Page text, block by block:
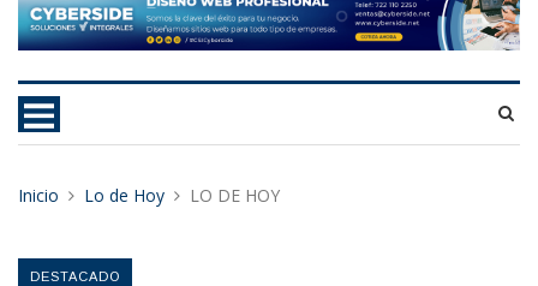
Inicio Lo de Hoy LO DE HOY
DESTACADO